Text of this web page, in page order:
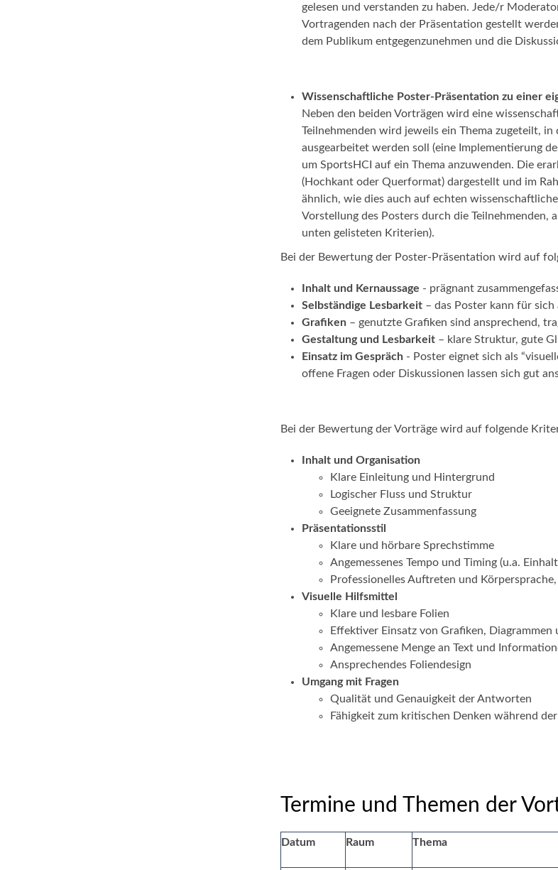
gelesen und verstanden zu haben. Jede/r
Vortragenden nach der Präsentation gestellt
dem Publikum entgegenzunehmen und die
Wissenschaftliche Poster-Präsentation zu einer
Neben den beiden Vorträgen wird eine
Teilnehmenden wird jeweils ein Thema zugeteilt,
ausgearbeitet werden soll (eine Implementierung
um SportsHCI auf ein Thema anzuwenden. Die
(Hochkant oder Querformat) dargestellt und im
ähnlich, wie dies auch auf echten
Vorstellung des Posters durch die Teilnehmenden,
unten gelisteten Kriterien).
Bei der Bewertung der Poster-Präsentation wird auf
Inhalt und Kernaussage - prägnant
Selbständige Lesbarkeit – das Poster kann für
Grafiken – genutzte Grafiken sind ansprechend,
Gestaltung und Lesbarkeit – klare Struktur, gute
Einsatz im Gespräch - Poster eignet sich als
offene Fragen oder Diskussionen lassen sich gut
Bei der Bewertung der Vorträge wird auf folgende
Inhalt und Organisation
Klare Einleitung und Hintergrund
Logischer Fluss und Struktur
Geeignete Zusammenfassung
Präsentationsstil
Klare und hörbare Sprechstimme
Angemessenes Tempo und Timing (u.a.
Professionelles Auftreten und
Visuelle Hilfsmittel
Klare und lesbare Folien
Effektiver Einsatz von Grafiken, Diagrammen
Angemessene Menge an Text und
Ansprechendes Foliendesign
Umgang mit Fragen
Qualität und Genauigkeit der Antworten
Fähigkeit zum kritischen Denken während
Termine und Themen der
Datum Raum Thema